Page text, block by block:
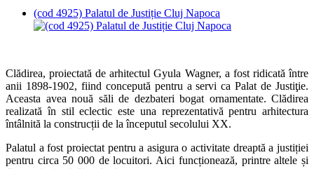
(cod 4925) Palatul de Justiție Cluj Napoca
Clădirea, proiectată de arhitectul Gyula Wagner, a fost ridicată între
anii 1898-1902, fiind concepută pentru a servi ca Palat de Justiţie.
Aceasta avea nouă săli de dezbateri bogat ornamentate. Clădirea
realizată în stil eclectic este una reprezentativă pentru arhitectura
întâlnită la construcții de la începutul secolului XX.
Palatul a fost proiectat pentru a asigura o activitate dreaptă a justiției
pentru circa 50 000 de locuitori. Aici funcționează, printre altele și